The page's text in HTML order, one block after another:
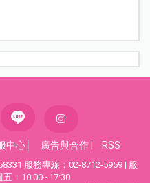
中心 廣告與合作 RSS
服務專線：02-8712-5959 | 服
：10:00~17:30